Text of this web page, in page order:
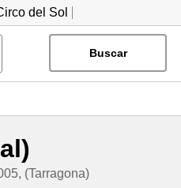
del Sol
Buscar
(Tarragona)